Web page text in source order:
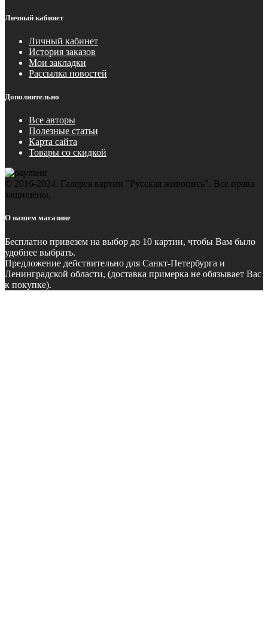
Личный кабинет
Личный кабинет
История заказов
Мои закладки
Рассылка новостей
Дополнительно
Все авторы
Полезные статьи
Карта сайта
Товары со скидкой
© 2016-2024. Галерея картин "Русская живопись". Все права
защищены.
О нашем магазине
Бесплатно привезем на выбор до 10 картин, чтобы Вам было
удобнее выбрать.
Предложение действительно для Санкт-Петербурга и
Ленинградской области, (доставка примерка не обязывает Вас
к покупке).